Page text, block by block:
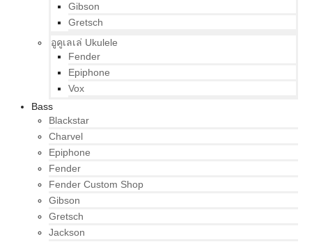
Gibson
Gretsch
อูคูเลเล่ Ukulele
Fender
Epiphone
Vox
Bass
Blackstar
Charvel
Epiphone
Fender
Fender Custom Shop
Gibson
Gretsch
Jackson